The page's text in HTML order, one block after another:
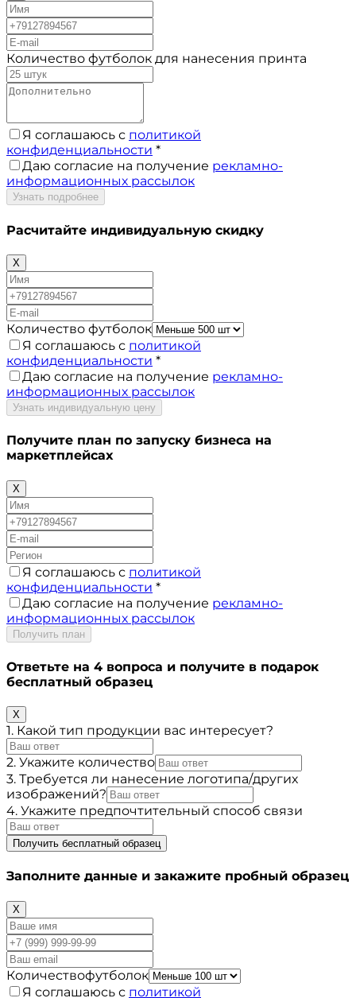
Количество футболок для нанесения принта
Я соглашаюсь с политикой
конфиденциальности *
Даю согласие на получение рекламно-
информационных рассылок
Узнать подробнее
Расчитайте индивидуальную скидку
X
Количество футболок
Я соглашаюсь с политикой
конфиденциальности *
Даю согласие на получение рекламно-
информационных рассылок
Узнать индивидуальную цену
Получите план по запуску бизнеса на
маркетплейсах
X
Я соглашаюсь с политикой
конфиденциальности *
Даю согласие на получение рекламно-
информационных рассылок
Получить план
Ответьте на 4 вопроса и получите в подарок
бесплатный образец
X
1. Какой тип продукции вас интересует?
2. Укажите количество
3. Требуется ли нанесение логотипа/других
изображений?
4. Укажите предпочтительный способ связи
Получить бесплатный образец
Заполните данные и закажите пробный образец
X
Количествофутболок
Я соглашаюсь с политикой